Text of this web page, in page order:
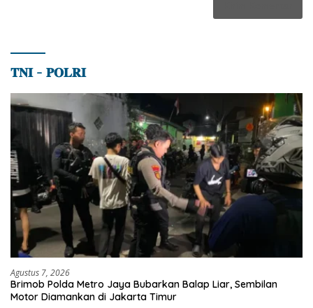
𝐓𝐍𝐈 – 𝐏𝐎𝐋𝐑𝐈
Agustus 7, 2026
Brimob Polda Metro Jaya Bubarkan Balap Liar, Sembilan
Motor Diamankan di Jakarta Timur